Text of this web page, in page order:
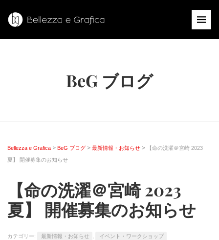
BeG ブログ
Bellezza e Grafica > BeG ブログ > 最新情報・お知らせ >
【命の洗濯＠宮崎 2023
夏】 開催募集のお知らせ
【命の洗濯＠宮崎 2023
夏】 開催募集のお知らせ
カテゴリー: 最新情報・お知らせ イベント・ワークショップ